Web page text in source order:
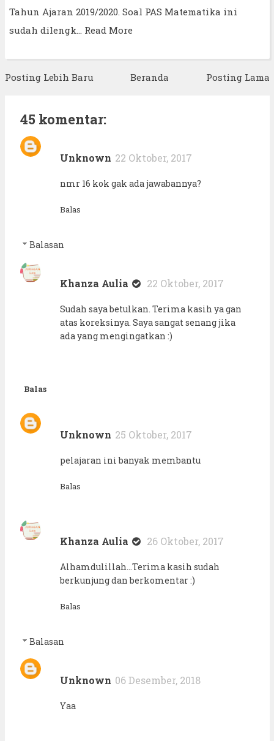
Tahun Ajaran 2019/2020. Soal PAS Matematika ini
sudah dilengk…
Read More
Posting Lebih Baru Posting Lama
Beranda
45 komentar:
Unknown 22 Oktober, 2017
nmr 16 kok gak ada jawabannya?
Balas
Balasan
Khanza Aulia 22 Oktober, 2017
Sudah saya betulkan. Terima kasih ya gan
atas koreksinya. Saya sangat senang jika
ada yang mengingatkan :)
Balas
Unknown 25 Oktober, 2017
pelajaran ini banyak membantu
Balas
Khanza Aulia 26 Oktober, 2017
Alhamdulillah...Terima kasih sudah
berkunjung dan berkomentar :)
Balas
Balasan
Unknown 06 Desember, 2018
Yaa